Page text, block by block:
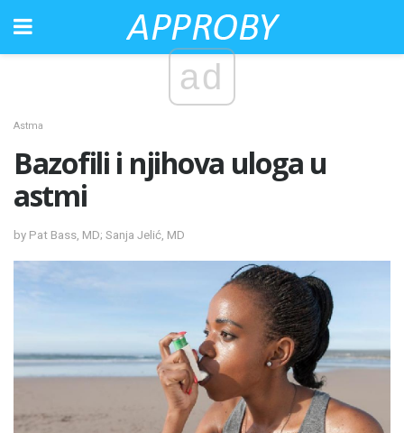
ad
Astma
Bazofili i njihova uloga u
astmi
by Pat Bass, MD; Sanja Jelić, MD